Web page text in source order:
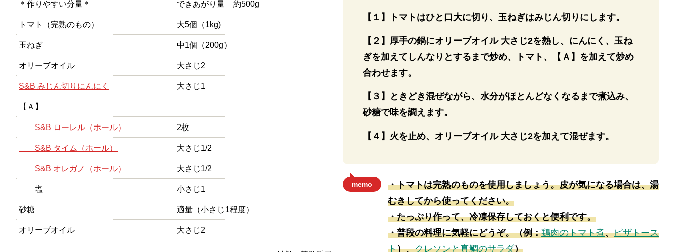
＊作りやすい分量＊ できあがり量 約500g
トマト（完熟のもの） 大5個（1kg)
玉ねぎ 中1個（200g）
オリーブオイル 大さじ2
S&B みじん切りにんにく 大さじ1
【Ａ】
S&B ローレル（ホール） 2枚
S&B タイム（ホール） 大さじ1/2
S&B オレガノ（ホール） 大さじ1/2
塩 小さじ1
砂糖 適量（小さじ1程度）
オリーブオイル 大さじ2
【１】トマトはひと口大に切り、玉ねぎはみじん切りにします。
【２】厚手の鍋にオリーブオイル 大さじ2を熱し、にんにく、玉ね
ぎを加えてしんなりとするまで炒め、トマト、【Ａ】を加えて炒め
合わせます。
【３】ときどき混ぜながら、水分がほとんどなくなるまで煮込み、
砂糖で味を調えます。
【４】火を止め、オリーブオイル 大さじ2を加えて混ぜます。
memo
・トマトは完熟のものを使用しましょう。皮が気になる場合は、湯
むきしてから使ってください。
・たっぷり作って、冷凍保存しておくと便利です。
・普段の料理に気軽にどうぞ。（例：鶏肉のトマト煮、ピザトース
ト）、クレソンと真鯛のサラダ）